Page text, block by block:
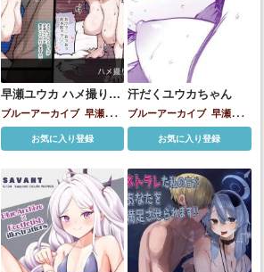
早瀬ユウカ ハメ撮り鑑
賞射精管理手コキ
ブルーアーカイブ 早瀬ユウ
カ生塩ノア
お気に入り登録
汗だくユウカちゃん
ブルーアーカイブ 早瀬ユウ
カ
お気に入り登録